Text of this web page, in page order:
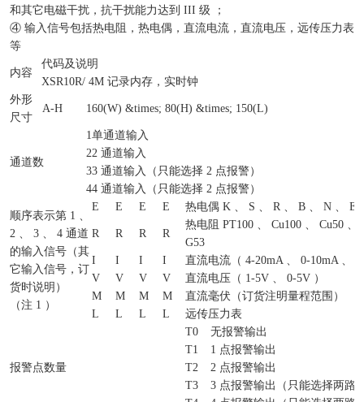
和其它电磁干扰，抗干扰能力达到 III 级 ；
④ 输入信号包括热电阻，热电偶，直流电流，直流电压，远传压力表
等
内容
代码及说明
XSR10R/ 4M 记录内存，实时钟
外形
尺寸
A-H 160(W) &times; 80(H) &times; 150(L)
通道数
1单通道输入
22 通道输入
33 通道输入（只能选择 2 点报警）
44 通道输入（只能选择 2 点报警）
顺序表示第 1 、
2 、 3 、 4 通道
的输入信号（其
它输入信号，订
货时说明）
（注 1 ）
E E E E 热电偶 K 、 S 、 R 、 B 、 N 、 E
R R R R
热电阻 PT100 、 Cu100 、 Cu50
G53
I
I I I
直流电流（ 4-20mA 、 0-10mA 、
V
V V V
直流电压（ 1-5V 、 0-5V ）
M
M M M
直流毫伏（订货注明量程范围）
L
L L L 远传压力表
报警点数量
T0
无报警输出
T1
1 点报警输出
T2
2 点报警输出
T3
3 点报警输出（只能选择两路